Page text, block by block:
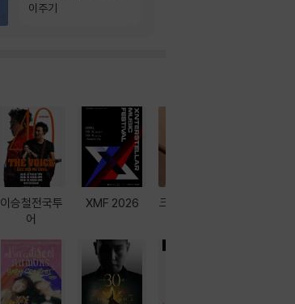
이주기
이승철전국투
어
XMF 2026
크레마 이북 리